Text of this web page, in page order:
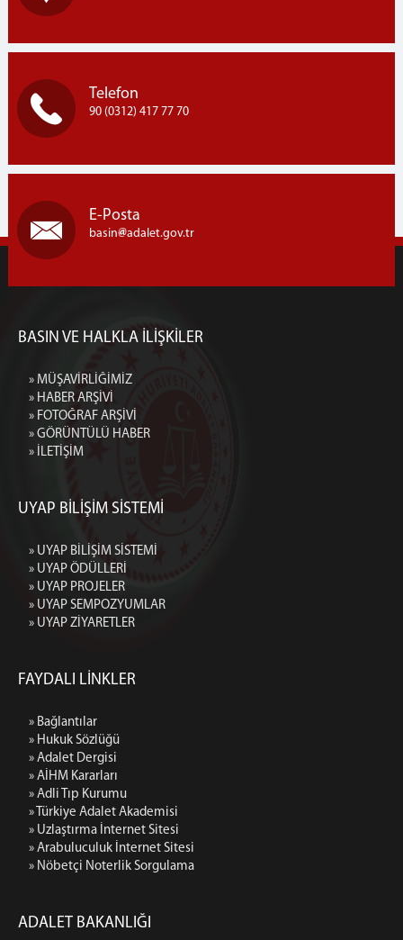
Telefon
90 (0312) 417 77 70
E-Posta
basin adalet.gov.tr
BASIN VE HALKLA İLİŞKİLER
» MÜŞAVİRLİĞİMİZ
» HABER ARŞİVİ
» FOTOĞRAF ARŞİVİ
» GÖRÜNTÜLÜ HABER
» İLETİŞİM
UYAP BİLİŞİM SİSTEMİ
» UYAP BİLİŞİM SİSTEMİ
» UYAP ÖDÜLLERİ
» UYAP PROJELER
» UYAP SEMPOZYUMLAR
» UYAP ZİYARETLER
FAYDALI LİNKLER
» Bağlantılar
» Hukuk Sözlüğü
» Adalet Dergisi
» AİHM Kararları
» Adli Tıp Kurumu
» Türkiye Adalet Akademisi
» Uzlaştırma İnternet Sitesi
» Arabuluculuk İnternet Sitesi
» Nöbetçi Noterlik Sorgulama
ADALET BAKANLIĞI